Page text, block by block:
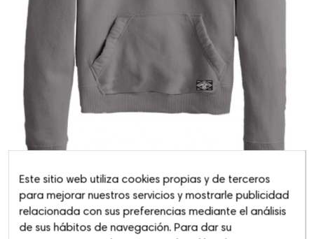
Sudadera Capucha Rizo
Este sitio web utiliza cookies propias y de terceros
para mejorar nuestros servicios y mostrarle publicidad
relacionada con sus preferencias mediante el análisis
de sus hábitos de navegación. Para dar su